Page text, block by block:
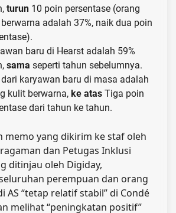
turun 10 poin persentase (orang
adalah 37%, naik dua poin
baru di Hearst adalah 59%
sama seperti tahun sebelumnya.
dari karyawan baru di masa adalah
kulit berwarna, ke atas Tiga poin
dari tahun ke tahun.
memo yang dikirim ke staf oleh
dan Petugas Inklusi
ditinjau oleh Digiday,
perempuan dan orang
AS “tetap relatif stabil” di Condé
melihat “peningkatan positif”